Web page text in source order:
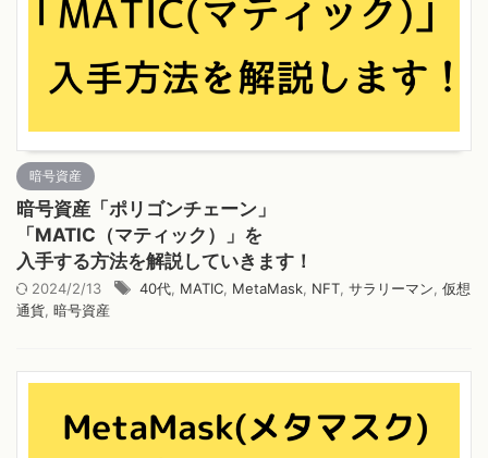
暗号資産
暗号資産「ポリゴンチェーン」
「MATIC（マティック）」を
入手する方法を解説していきます！
2024/2/13 40代 MATIC MetaMask NFT サラリーマン 仮想
通貨 暗号資産